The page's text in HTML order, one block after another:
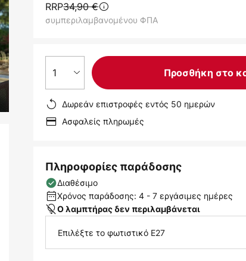
RRP34,90 €
συμπεριλαμβανομένου ΦΠΑ
1 Προσθήκη στο
Δωρεάν επιστροφές εντός 50 ημερών
Ασφαλείς πληρωμές
Πληροφορίες παράδοσης
Διαθέσιμο
Χρόνος παράδοσης: 4 - 7 εργάσιμες ημέρες
Ο λαμπτήρας δεν περιλαμβάνεται
Επιλέξτε το φωτιστικό E27